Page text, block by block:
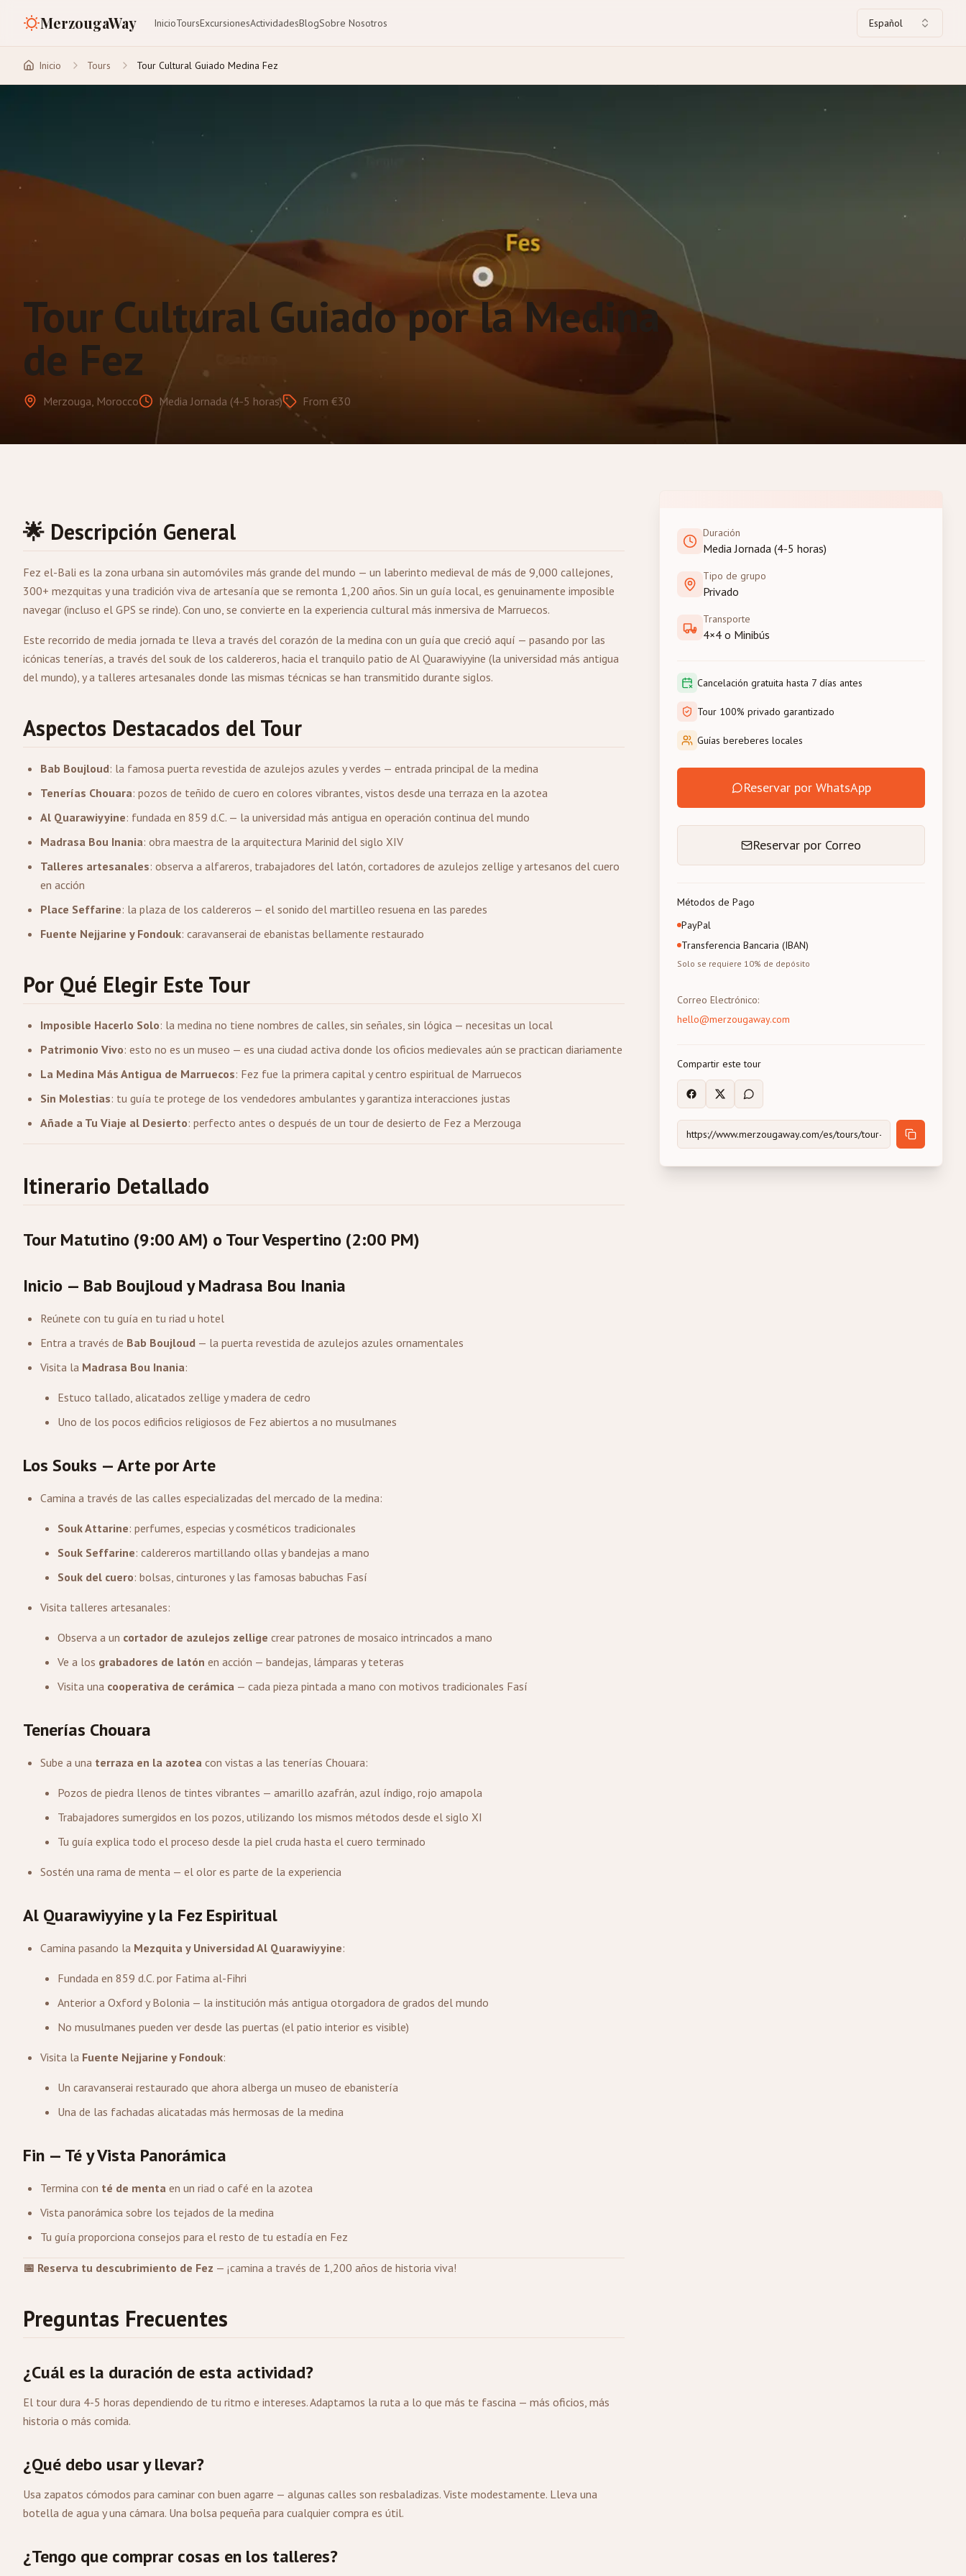
MerzougaWay InicioToursExcursionesActividadesBlogSobre Nosotros Español
Inicio Tours Tour Cultural Guiado Medina Fez
Tour Cultural Guiado por la Medina
de Fez
Merzouga, Morocco Media Jornada (4-5 horas) From €30
🌟 Descripción General
Fez el-Bali es la zona urbana sin automóviles más grande del mundo — un laberinto medieval de más de 9,000 callejones,
300+ mezquitas y una tradición viva de artesanía que se remonta 1,200 años. Sin un guía local, es genuinamente imposible
navegar (incluso el GPS se rinde). Con uno, se convierte en la experiencia cultural más inmersiva de Marruecos.
Este recorrido de media jornada te lleva a través del corazón de la medina con un guía que creció aquí — pasando por las
icónicas tenerías, a través del souk de los caldereros, hacia el tranquilo patio de Al Quarawiyyine (la universidad más antigua
del mundo), y a talleres artesanales donde las mismas técnicas se han transmitido durante siglos.
Aspectos Destacados del Tour
Bab Boujloud: la famosa puerta revestida de azulejos azules y verdes — entrada principal de la medina
Tenerías Chouara: pozos de teñido de cuero en colores vibrantes, vistos desde una terraza en la azotea
Al Quarawiyyine: fundada en 859 d.C. — la universidad más antigua en operación continua del mundo
Madrasa Bou Inania: obra maestra de la arquitectura Marinid del siglo XIV
Talleres artesanales: observa a alfareros, trabajadores del latón, cortadores de azulejos zellige y artesanos del cuero
en acción
Place Seffarine: la plaza de los caldereros — el sonido del martilleo resuena en las paredes
Fuente Nejjarine y Fondouk: caravanserai de ebanistas bellamente restaurado
Por Qué Elegir Este Tour
Imposible Hacerlo Solo: la medina no tiene nombres de calles, sin señales, sin lógica — necesitas un local
Patrimonio Vivo: esto no es un museo — es una ciudad activa donde los oficios medievales aún se practican diariamente
La Medina Más Antigua de Marruecos: Fez fue la primera capital y centro espiritual de Marruecos
Sin Molestias: tu guía te protege de los vendedores ambulantes y garantiza interacciones justas
Añade a Tu Viaje al Desierto: perfecto antes o después de un tour de desierto de Fez a Merzouga
Itinerario Detallado
Tour Matutino (9:00 AM) o Tour Vespertino (2:00 PM)
Inicio — Bab Boujloud y Madrasa Bou Inania
Reúnete con tu guía en tu riad u hotel
Entra a través de Bab Boujloud — la puerta revestida de azulejos azules ornamentales
Visita la Madrasa Bou Inania:
Estuco tallado, alicatados zellige y madera de cedro
Uno de los pocos edificios religiosos de Fez abiertos a no musulmanes
Los Souks — Arte por Arte
Camina a través de las calles especializadas del mercado de la medina:
Souk Attarine: perfumes, especias y cosméticos tradicionales
Souk Seffarine: caldereros martillando ollas y bandejas a mano
Souk del cuero: bolsas, cinturones y las famosas babuchas Fasí
Visita talleres artesanales:
Observa a un cortador de azulejos zellige crear patrones de mosaico intrincados a mano
Ve a los grabadores de latón en acción — bandejas, lámparas y teteras
Visita una cooperativa de cerámica — cada pieza pintada a mano con motivos tradicionales Fasí
Tenerías Chouara
Sube a una terraza en la azotea con vistas a las tenerías Chouara:
Pozos de piedra llenos de tintes vibrantes — amarillo azafrán, azul índigo, rojo amapola
Trabajadores sumergidos en los pozos, utilizando los mismos métodos desde el siglo XI
Tu guía explica todo el proceso desde la piel cruda hasta el cuero terminado
Sostén una rama de menta — el olor es parte de la experiencia
Al Quarawiyyine y la Fez Espiritual
Camina pasando la Mezquita y Universidad Al Quarawiyyine:
Fundada en 859 d.C. por Fatima al-Fihri
Anterior a Oxford y Bolonia — la institución más antigua otorgadora de grados del mundo
No musulmanes pueden ver desde las puertas (el patio interior es visible)
Visita la Fuente Nejjarine y Fondouk:
Un caravanserai restaurado que ahora alberga un museo de ebanistería
Una de las fachadas alicatadas más hermosas de la medina
Fin — Té y Vista Panorámica
Termina con té de menta en un riad o café en la azotea
Vista panorámica sobre los tejados de la medina
Tu guía proporciona consejos para el resto de tu estadía en Fez
📅 Reserva tu descubrimiento de Fez — ¡camina a través de 1,200 años de historia viva!
Preguntas Frecuentes
¿Cuál es la duración de esta actividad?
El tour dura 4-5 horas dependiendo de tu ritmo e intereses. Adaptamos la ruta a lo que más te fascina — más oficios, más
historia o más comida.
¿Qué debo usar y llevar?
Usa zapatos cómodos para caminar con buen agarre — algunas calles son resbaladizas. Viste modestamente. Lleva una
botella de agua y una cámara. Una bolsa pequeña para cualquier compra es útil.
¿Tengo que comprar cosas en los talleres?
Duración
Media Jornada (4-5 horas)
Tipo de grupo
Privado
Transporte
4×4 o Minibús
Cancelación gratuita hasta 7 días antes
Tour 100% privado garantizado
Guías bereberes locales
Reservar por WhatsApp
Reservar por Correo
Métodos de Pago
PayPal
Transferencia Bancaria (IBAN)
Solo se requiere 10% de depósito
Correo Electrónico:
hello@merzougaway.com
Compartir este tour